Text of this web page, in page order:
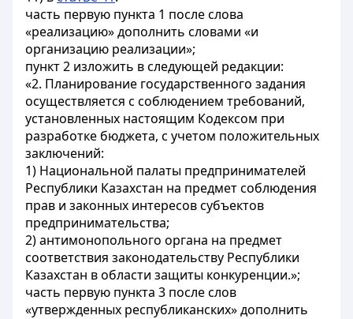
часть первую пункта 1 после слова
«реализацию» дополнить словами «и
организацию реализации»;
пункт 2 изложить в следующей редакции:
«2. Планирование государственного задания
осуществляется с соблюдением требований,
установленных настоящим Кодексом при
разработке бюджета, с учетом положительных
заключений:
1) Национальной палаты предпринимателей
Республики Казахстан на предмет соблюдения
прав и законных интересов субъектов
предпринимательства;
2) антимонопольного органа на предмет
соответствия законодательству Республики
Казахстан в области защиты конкуренции.»;
часть первую пункта 3 после слов
«утвержденных республиканских» дополнить